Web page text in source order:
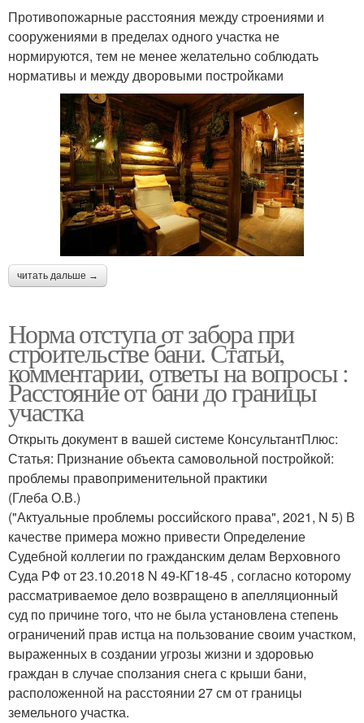
Противопожарные расстояния между строениями и
сооружениями в пределах одного участка не
нормируются, тем не менее желательно соблюдать
нормативы и между дворовыми постройками
читать дальше →
Норма отступа от забора при
строительстве бани. Статьи,
комментарии, ответы на вопросы :
Расстояние от бани до границы
участка
Открыть документ в вашей системе КонсультантПлюс:
Статья: Признание объекта самовольной постройкой:
проблемы правоприменительной практики
(Глеба О.В.)
("Актуальные проблемы российского права", 2021, N 5) В
качестве примера можно привести Определение
Судебной коллегии по гражданским делам Верховного
Суда РФ от 23.10.2018 N 49-КГ18-45 , согласно которому
рассматриваемое дело возвращено в апелляционный
суд по причине того, что не была установлена степень
ограничений прав истца на пользование своим участком,
выраженных в создании угрозы жизни и здоровью
граждан в случае сползания снега с крыши бани,
расположенной на расстоянии 27 см от границы
земельного участка.